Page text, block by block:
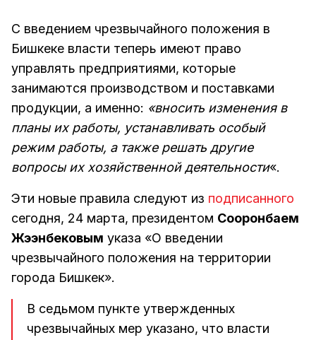
С введением чрезвычайного положения в
Бишкеке власти теперь имеют право
управлять предприятиями, которые
занимаются производством и поставками
продукции, а именно: «вносить изменения в
планы их работы, устанавливать особый
режим работы, а также решать другие
вопросы их хозяйственной деятельности«.
Эти новые правила следуют из подписанного
сегодня, 24 марта, президентом Сооронбаем
Жээнбековым указа «О введении
чрезвычайного положения на территории
города Бишкек».
В седьмом пункте утвержденных
чрезвычайных мер указано, что власти